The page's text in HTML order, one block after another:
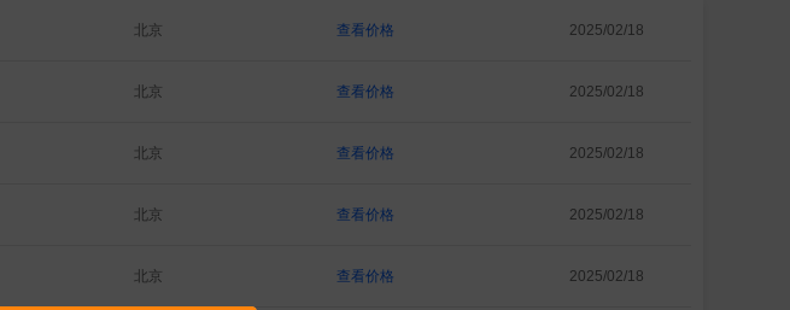
北京 查看价格 2025/02/18
北京 查看价格 2025/02/18
北京 查看价格 2025/02/18
北京 查看价格 2025/02/18
北京 查看价格 2025/02/18